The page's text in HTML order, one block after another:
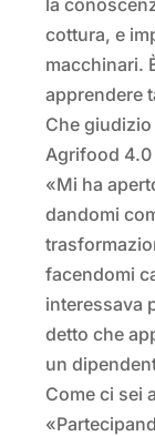
la
cottura, e
macchinari.
apprendere
Che
Agrifood 4.0
«Mi ha
dandomi
facendomi
interessava
detto che
un
Come ci sei